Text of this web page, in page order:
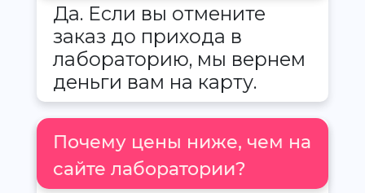
Да. Если вы отмените
заказ до прихода в
лабораторию, мы вернем
деньги вам на карту.
Почему цены ниже, чем на
сайте лаборатории?